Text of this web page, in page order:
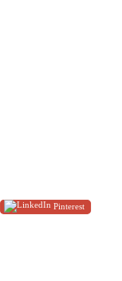
Pinterest